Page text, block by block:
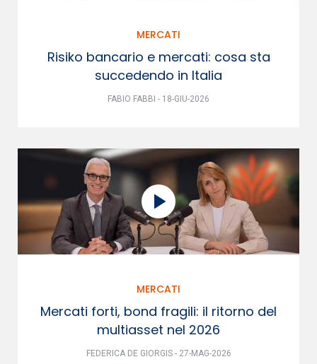
MERCATI
Risiko bancario e mercati: cosa sta
succedendo in Italia
FABIO FABBI - 18-GIU-2026
MERCATI
Mercati forti, bond fragili: il ritorno del
multiasset nel 2026
FEDERICA DE GIORGIS - 27-MAG-2026